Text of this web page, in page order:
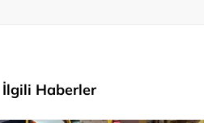
İlgili Haberler